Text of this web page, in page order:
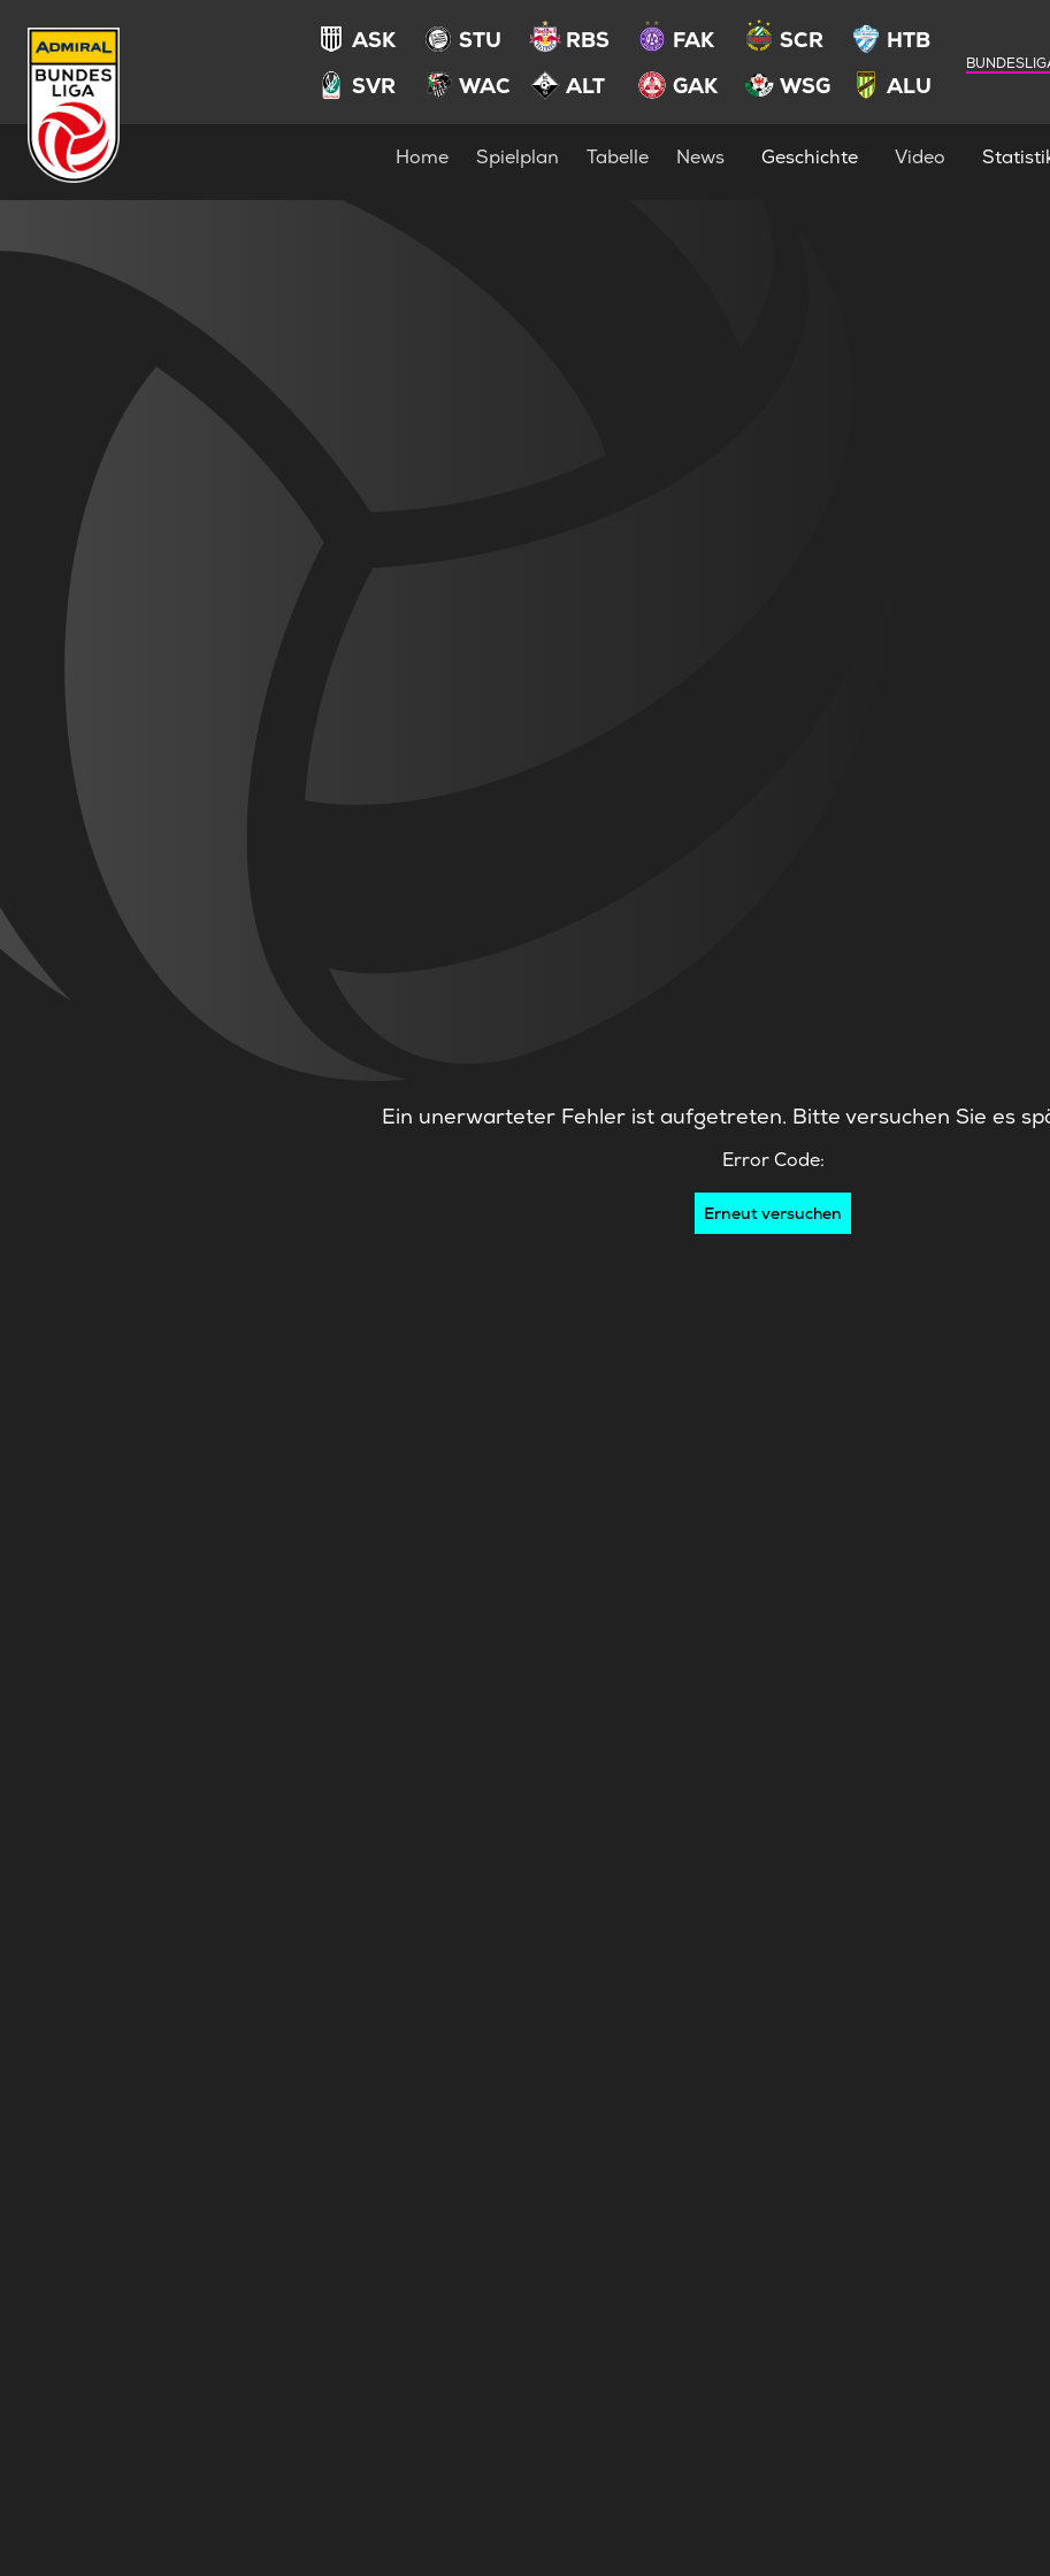
ASK STU RBS FAK SCR
HTB
SVR
WAC ALT GAK WSG ALU
Home Spielplan Tabelle News Geschichte Video
Ein unerwarteter Fehler ist aufgetreten. Bitte versuchen Sie es
Error Code:
Erneut versuchen